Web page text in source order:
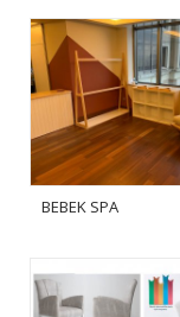
BEBEK SPA